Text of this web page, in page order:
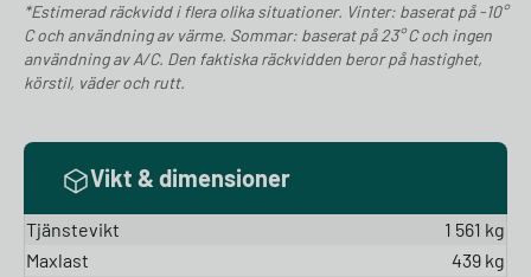
*Estimerad räckvidd i flera olika situationer. Vinter: baserat på -10°
C och användning av värme. Sommar: baserat på 23° C och ingen
användning av A/C. Den faktiska räckvidden beror på hastighet,
körstil, väder och rutt.
Vikt & dimensioner
Tjänstevikt
1 561 kg
Maxlast
439 kg